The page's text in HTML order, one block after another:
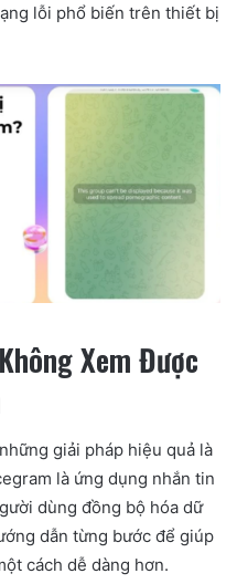
lỗi phổ biến trên thiết bị
Xem Được
giải pháp hiệu quả là
là ứng dụng nhắn tin
dùng đồng bộ hóa dữ
dẫn từng bước để giúp
cách dễ dàng hơn.